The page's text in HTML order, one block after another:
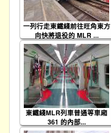
一列行走東鐵綫前往旺角東方
向快將退役的 MLR ...
東鐵綫MLR列車普通等車廂
361 的內部...